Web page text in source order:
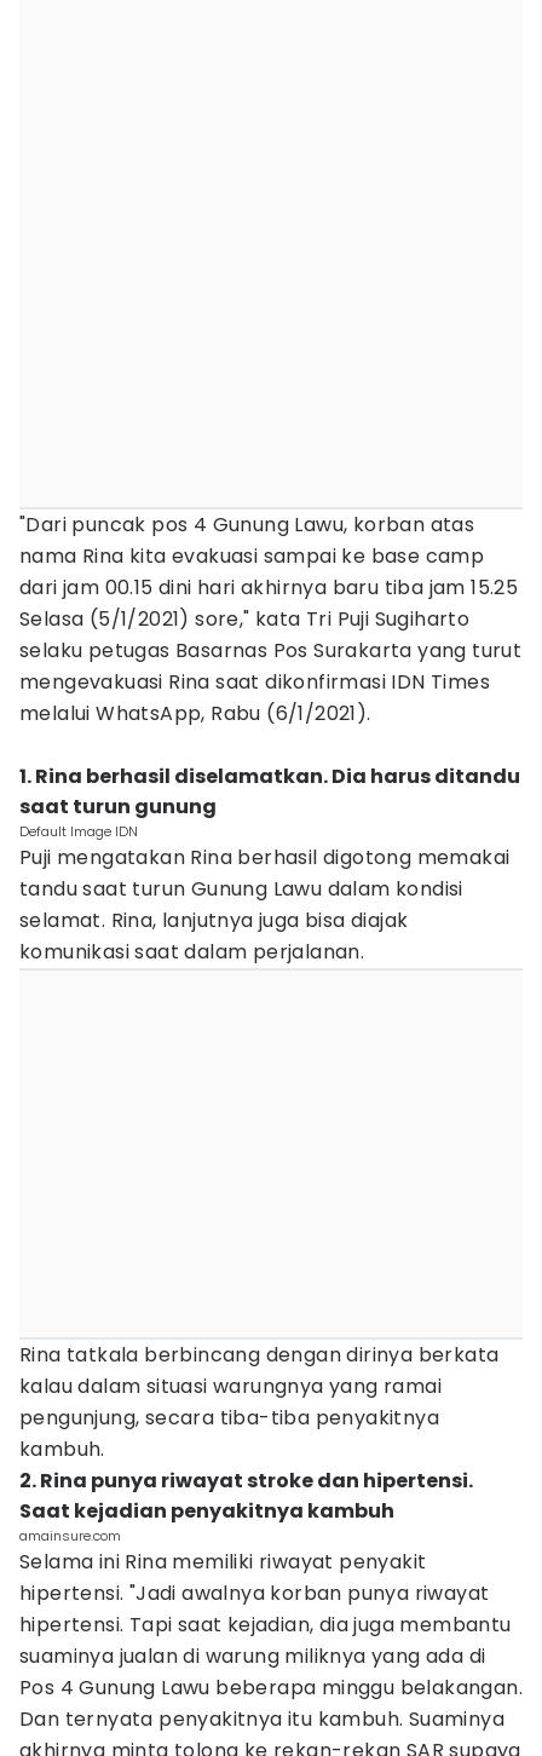
"Dari puncak pos 4 Gunung Lawu, korban atas
nama Rina kita evakuasi sampai ke base camp
dari jam 00.15 dini hari akhirnya baru tiba jam 15.25
Selasa (5/1/2021) sore," kata Tri Puji Sugiharto
selaku petugas Basarnas Pos Surakarta yang turut
mengevakuasi Rina saat dikonfirmasi IDN Times
melalui WhatsApp, Rabu (6/1/2021).
1. Rina berhasil diselamatkan. Dia harus ditandu
saat turun gunung
Default Image IDN
Puji mengatakan Rina berhasil digotong memakai
tandu saat turun Gunung Lawu dalam kondisi
selamat. Rina, lanjutnya juga bisa diajak
komunikasi saat dalam perjalanan.
Rina tatkala berbincang dengan dirinya berkata
kalau dalam situasi warungnya yang ramai
pengunjung, secara tiba-tiba penyakitnya
kambuh.
2. Rina punya riwayat stroke dan hipertensi.
Saat kejadian penyakitnya kambuh
amainsure.com
Selama ini Rina memiliki riwayat penyakit
hipertensi. "Jadi awalnya korban punya riwayat
hipertensi. Tapi saat kejadian, dia juga membantu
suaminya jualan di warung miliknya yang ada di
Pos 4 Gunung Lawu beberapa minggu belakangan.
Dan ternyata penyakitnya itu kambuh. Suaminya